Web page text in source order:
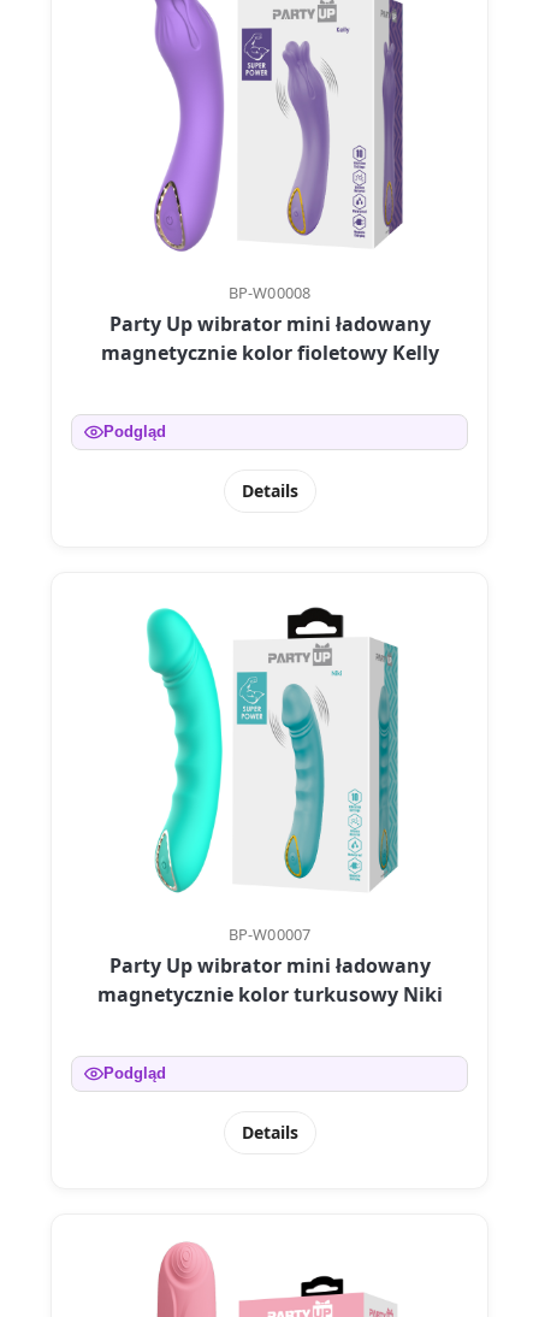
BP-W00008
Party Up wibrator mini ładowany
magnetycznie kolor fioletowy Kelly
Podgląd
Details
BP-W00007
Party Up wibrator mini ładowany
magnetycznie kolor turkusowy Niki
Podgląd
Details